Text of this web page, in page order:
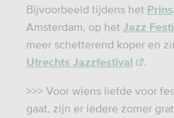
Bijvoorbeeld tijdens het
Amsterdam, op het Jazz
meer schetterend koper en
Utrechts Jazzfestival
.
>>> Voor wiens liefde voor
gaat, zijn er iedere zomer